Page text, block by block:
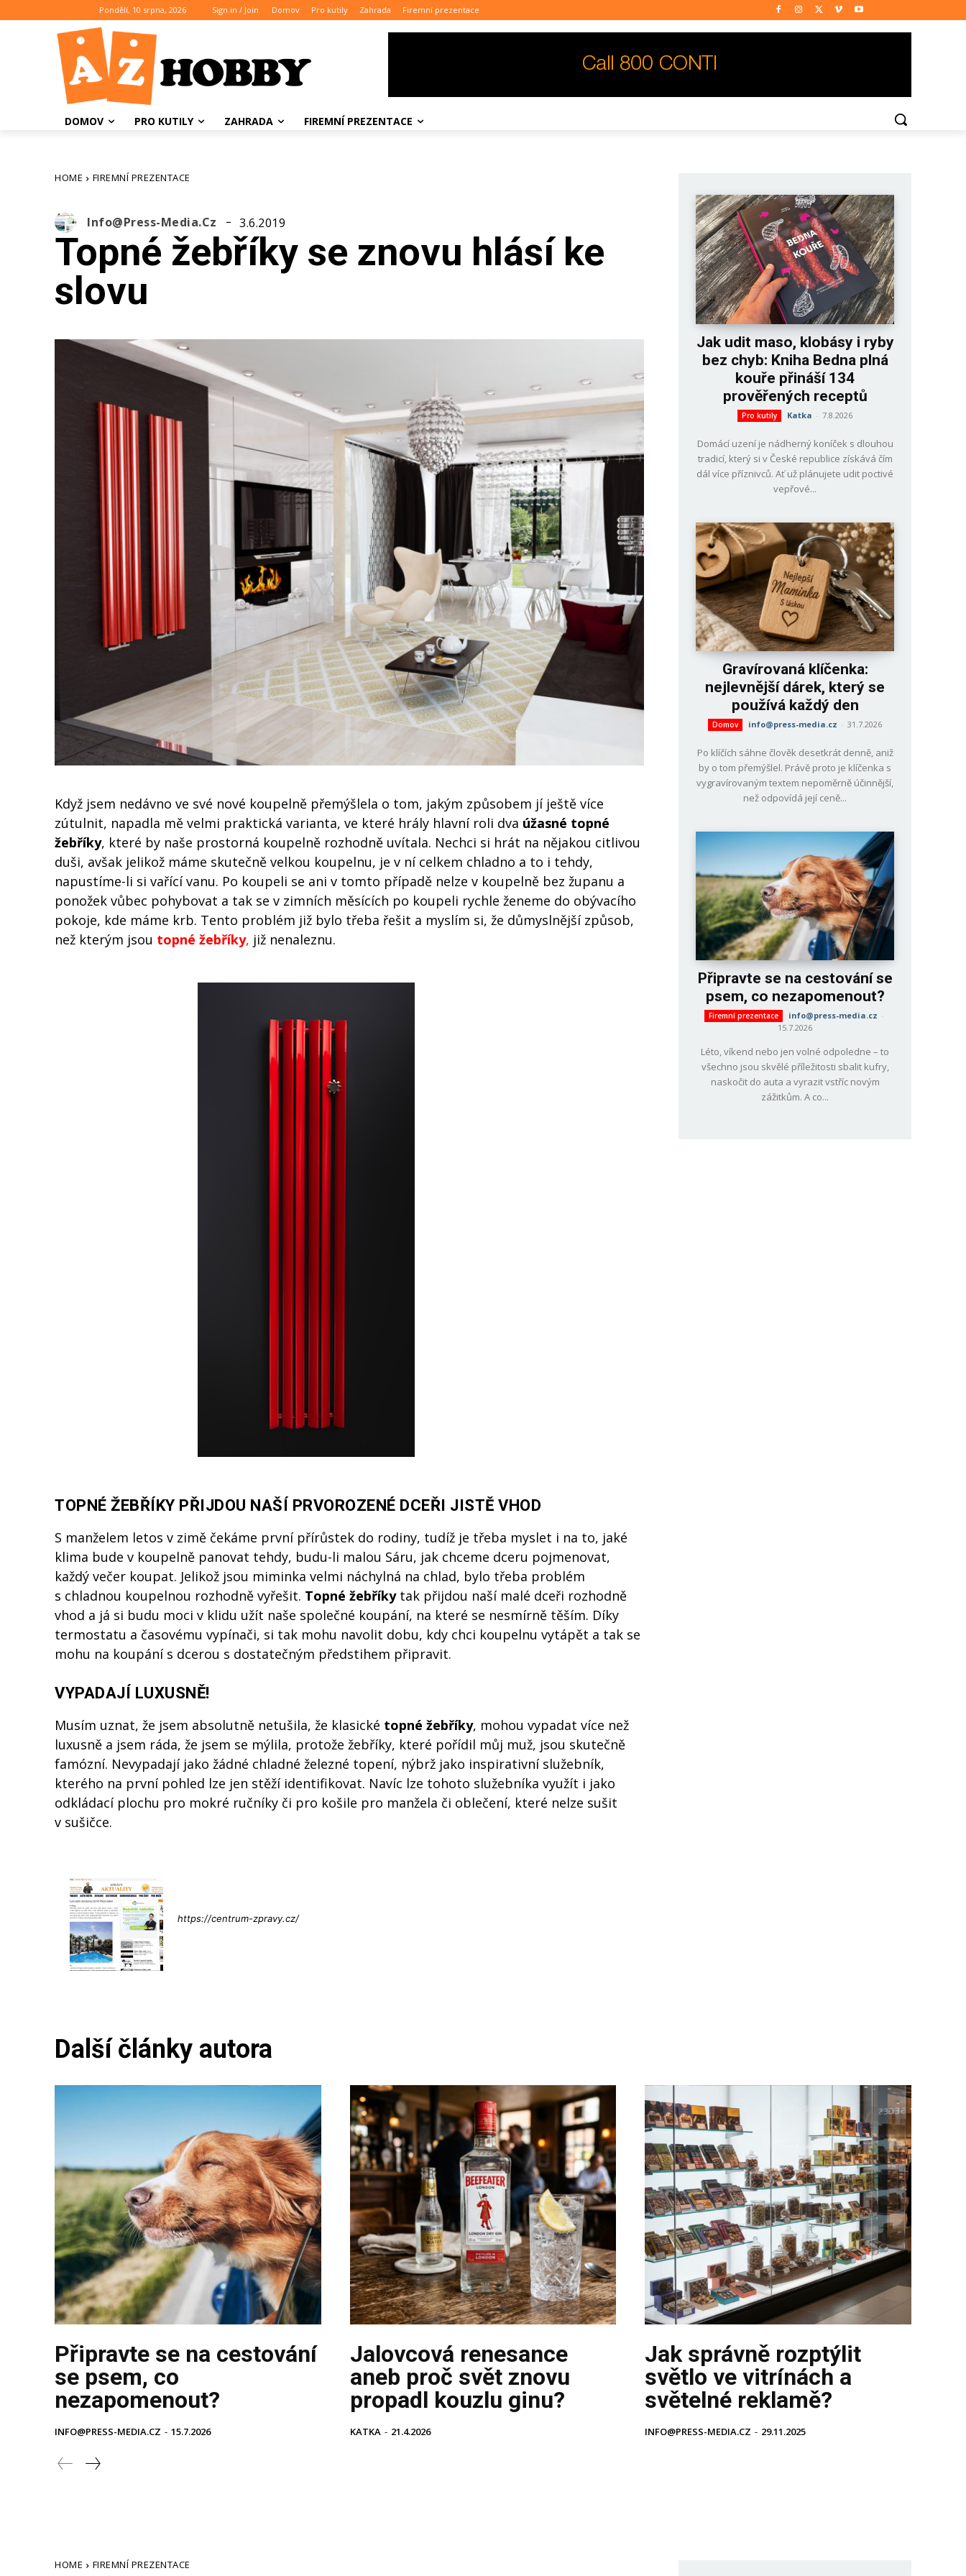
Pondělí, 10 srpna, 2026 Sign in / Join Domov Pro kutily Zahrada Firemní prezentace
DOMOV PRO KUTILY ZAHRADA FIREMNÍ PREZENTACE
HOME FIREMNÍ PREZENTACE
Info@press-Media.cz 3.6.2019
Topné žebříky se znovu hlásí ke
slovu
Když jsem nedávno ve své nové koupelně přemýšlela o tom, jakým způsobem jí ještě více
zútulnit, napadla mě velmi praktická varianta, ve které hrály hlavní roli dva úžasné topné
žebříky, které by naše prostorná koupelně rozhodně uvítala. Nechci si hrát na nějakou citlivou
duši, avšak jelikož máme skutečně velkou koupelnu, je v ní celkem chladno a to i tehdy,
napustíme-li si vařící vanu. Po koupeli se ani v tomto případě nelze v koupelně bez županu a
ponožek vůbec pohybovat a tak se v zimních měsících po koupeli rychle ženeme do obývacího
pokoje, kde máme krb. Tento problém již bylo třeba řešit a myslím si, že důmyslnější způsob,
než kterým jsou topné žebříky, již nenaleznu.
TOPNÉ ŽEBŘÍKY PŘIJDOU NAŠÍ PRVOROZENÉ DCEŘI JISTĚ VHOD
S manželem letos v zimě čekáme první přírůstek do rodiny, tudíž je třeba myslet i na to, jaké
klima bude v koupelně panovat tehdy, budu-li malou Sáru, jak chceme dceru pojmenovat,
každý večer koupat. Jelikož jsou miminka velmi náchylná na chlad, bylo třeba problém
s chladnou koupelnou rozhodně vyřešit. Topné žebříkytak přijdou naší malé dceři rozhodně
vhod a já si budu moci v klidu užít naše společné koupání, na které se nesmírně těším. Díky
termostatu a časovému vypínači, si tak mohu navolit dobu, kdy chci koupelnu vytápět a tak se
mohu na koupání s dcerou s dostatečným předstihem připravit.
VYPADAJÍ LUXUSNĚ!
Musím uznat, že jsem absolutně netušila, že klasické topné žebříky, mohou vypadat více než
luxusně a jsem ráda, že jsem se mýlila, protože žebříky, které pořídil můj muž, jsou skutečně
famózní. Nevypadají jako žádné chladné železné topení, nýbrž jako inspirativní služebník,
kterého na první pohled lze jen stěží identifikovat. Navíc lze tohoto služebníka využít i jako
odkládací plochu pro mokré ručníky či pro košile pro manžela či oblečení, které nelze sušit
v sušičce.
https://centrum-zpravy.cz/
Jak udit maso, klobásy i ryby
bez chyb: Kniha Bedna plná
kouře přináší 134
prověřených receptů
Pro kutily Katka - 7.8.2026
Domácí uzení je nádherný koníček s dlouhou
tradicí, který si v České republice získává čím
dál více příznivců. Ať už plánujete udit poctivé
vepřové...
Gravírovaná klíčenka:
nejlevnější dárek, který se
používá každý den
Domov info@press-media.cz - 31.7.2026
Po klíčích sáhne člověk desetkrát denně, aniž
by o tom přemýšlel. Právě proto je klíčenka s
vygravírovaným textem nepoměrně účinnější,
než odpovídá její ceně...
Připravte se na cestování se
psem, co nezapomenout?
Firemní prezentace info@press-media.cz -
15.7.2026
Léto, víkend nebo jen volné odpoledne – to
všechno jsou skvělé příležitosti sbalit kufry,
naskočit do auta a vyrazit vstříc novým
zážitkům. A co...
Další články autora
Připravte se na cestování
se psem, co
nezapomenout?
INFO@PRESS-MEDIA.CZ - 15.7.2026
Jalovcová renesance
aneb proč svět znovu
propadl kouzlu ginu?
KATKA - 21.4.2026
Jak správně rozptýlit
světlo ve vitrínách a
světelné reklamě?
INFO@PRESS-MEDIA.CZ - 29.11.2025